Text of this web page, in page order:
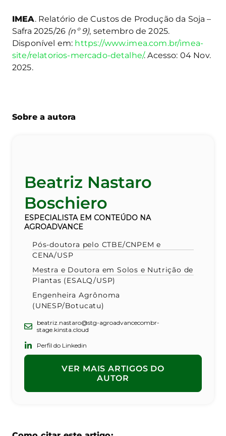
IMEA. Relatório de Custos de Produção da Soja –
Safra 2025/26 (nº 9), setembro de 2025.
Disponível em: https://www.imea.com.br/imea-
site/relatorios-mercado-detalhe/. Acesso: 04 Nov.
2025.
Sobre a autora
Beatriz Nastaro
Boschiero
ESPECIALISTA EM CONTEÚDO NA
AGROADVANCE
Pós-doutora pelo CTBE/CNPEM e
CENA/USP
Mestra e Doutora em Solos e Nutrição de
Plantas (ESALQ/USP)
Engenheira Agrônoma
(UNESP/Botucatu)
beatriz.nastaro@stg-agroadvancecombr-
stage.kinsta.cloud
Perfil do Linkedin
VER MAIS ARTIGOS DO
AUTOR